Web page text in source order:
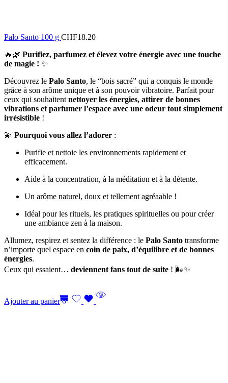
Palo Santo 100 g CHF18.20
🔥🌿 Purifiez, parfumez et élevez votre énergie avec une touche
de magie ! ✨
Découvrez le Palo Santo, le “bois sacré” qui a conquis le monde
grâce à son arôme unique et à son pouvoir vibratoire. Parfait pour
ceux qui souhaitent nettoyer les énergies, attirer de bonnes
vibrations et parfumer l’espace avec une odeur tout simplement
irrésistible !
💫 Pourquoi vous allez l’adorer :
Purifie et nettoie les environnements rapidement et
efficacement.
Aide à la concentration, à la méditation et à la détente.
Un arôme naturel, doux et tellement agréaable !
Idéal pour les rituels, les pratiques spirituelles ou pour créer
une ambiance zen à la maison.
Allumez, respirez et sentez la différence : le Palo Santo transforme
n’importe quel espace en coin de paix, d’équilibre et de bonnes
énergies.
Ceux qui essaient… deviennent fans tout de suite ! 🌬️✨
Ajouter au panier